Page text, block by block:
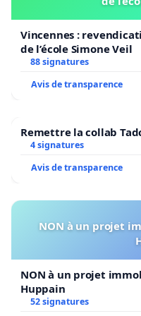
Vincennes :
de l’école Simone Veil
88 signatures
Avis de transparence
Remettre la collab
4 signatures
Avis de transparence
NON à un projet
NON à un projet
Huppain
52 signatures